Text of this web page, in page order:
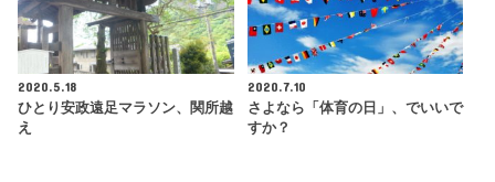
2020.5.18
ひとり安政遠足マラソン、関所越
え
2020.7.10
さよなら「体育の日」、でいいで
すか？